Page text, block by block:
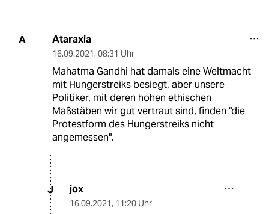
A Ataraxia
16.09.2021, 08:31 Uhr
Mahatma Gandhi hat damals eine Weltmacht
mit Hungerstreiks besiegt, aber unsere
Politiker, mit deren hohen ethischen
Maßstäben wir gut vertraut sind, finden "die
Protestform des Hungerstreiks nicht
angemessen".
J jox
16.09.2021, 11:20 Uhr